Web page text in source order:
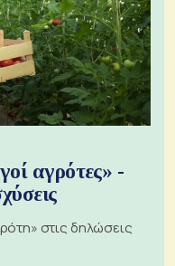
αγρότες» -
στις δηλώσεις